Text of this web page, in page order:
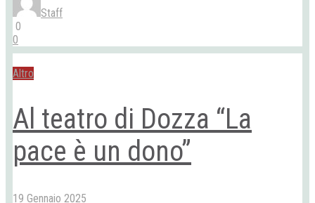
Staff
0
0
Altro
Al teatro di Dozza “La
pace è un dono”
19 Gennaio 2025